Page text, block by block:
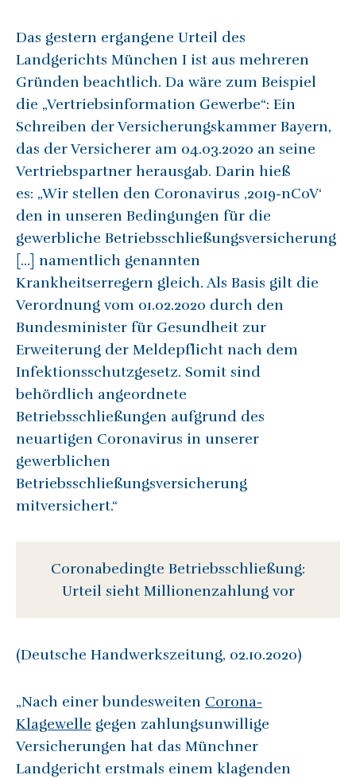
Das gestern ergangene Urteil des
Landgerichts München I ist aus mehreren
Gründen beachtlich. Da wäre zum Beispiel
die „Vertriebsinformation Gewerbe“: Ein
Schreiben der Versicherungskammer Bayern,
das der Versicherer am 04.03.2020 an seine
Vertriebspartner herausgab. Darin hieß
es: „Wir stellen den Coronavirus ‚2019-nCoV‘
den in unseren Bedingungen für die
gewerbliche Betriebsschließungsversicherung
[…] namentlich genannten
Krankheitserregern gleich. Als Basis gilt die
Verordnung vom 01.02.2020 durch den
Bundesminister für Gesundheit zur
Erweiterung der Meldepflicht nach dem
Infektionsschutzgesetz. Somit sind
behördlich angeordnete
Betriebsschließungen aufgrund des
neuartigen Coronavirus in unserer
gewerblichen
Betriebsschließungsversicherung
mitversichert.“
Coronabedingte Betriebsschließung:
Urteil sieht Millionenzahlung vor
(Deutsche Handwerkszeitung, 02.10.2020)
„Nach einer bundesweiten Corona-
Klagewelle gegen zahlungsunwillige
Versicherungen hat das Münchner
Landgericht erstmals einem klagenden